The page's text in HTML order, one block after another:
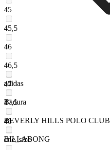
45
45,5
46
46,5
47
47,5
48
one_size
adidas
Badura
BEVERLY HILLS POLO CLUB
BILLABONG